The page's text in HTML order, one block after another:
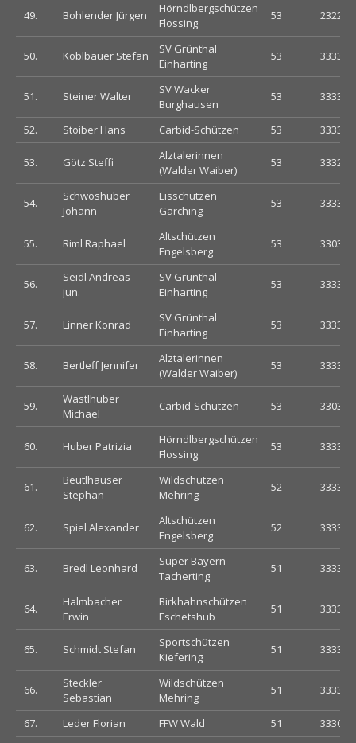
49. Bohlender Jürgen
Hörndlbergschützen
Flossing
53
50. Koblbauer Stefan
SV Grünthal
Einharting
53
51. Steiner Walter
SV Wacker
Burghausen
53
52. Stoiber Hans Carbid-Schützen 53
53. Götz Steffi
Alztalerinnen
(Walder Waiber)
53
54.
Schwoshuber
Johann
Eisschützen
Garching
53
55. Riml Raphael
Altschützen
Engelsberg
53
56.
Seidl Andreas
jun.
SV Grünthal
Einharting
53
57. Linner Konrad
SV Grünthal
Einharting
53
58. Bertleff Jennifer
Alztalerinnen
(Walder Waiber)
53
59.
Wastlhuber
Michael
Carbid-Schützen 53
60. Huber Patrizia
Hörndlbergschützen
Flossing
53
61.
Beutlhauser
Stephan
Wildschützen
Mehring
52
62. Spiel Alexander
Altschützen
Engelsberg
52
63. Bredl Leonhard
Super Bayern
Tacherting
51
64.
Halmbacher
Erwin
Birkhahnschützen
Eschetshub
51
65. Schmidt Stefan
Sportschützen
Kiefering
51
66.
Steckler
Sebastian
Wildschützen
Mehring
51
67. Leder Florian FFW Wald 51